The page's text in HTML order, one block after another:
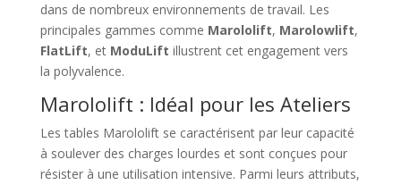
dans de nombreux environnements de travail. Les
principales gammes comme Marololift, Marolowlift,
FlatLift, et ModuLift illustrent cet engagement vers
la polyvalence.
Marololift : Idéal pour les Ateliers
Les tables Marololift se caractérisent par leur capacité
à soulever des charges lourdes et sont conçues pour
résister à une utilisation intensive. Parmi leurs attributs,